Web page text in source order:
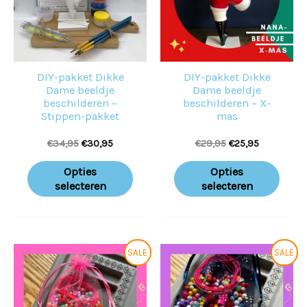
DIY-pakket Dikke
Dame beeldje
beschilderen –
Stippen-pakket
€34,95 €30,95
Opties
selecteren
variaties.
optie
productpagina
DIY-pakket Dikke
Dame beeldje
beschilderen – X-
mas
€29,95 €25,95
Opties
selecteren
Deze
optie
SALE
Oorspronkelijke
prijs
was:
€10,95.
Huidige
prijs
is:
€9,95.
SALE
Oorspronkelijke
prijs
was:
€10,95.
Huidige
prijs
is:
€9,95.